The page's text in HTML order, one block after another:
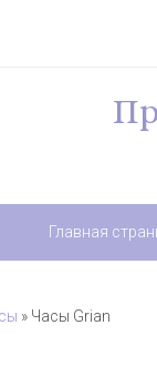
Главная
» Часы Grian